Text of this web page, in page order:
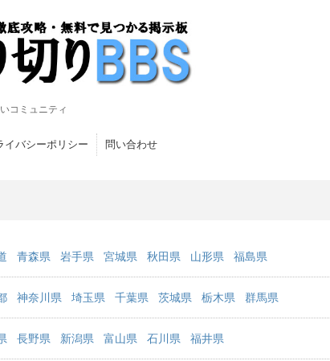
コミュニティ
イバシーポリシー 問い合わせ
青森県 岩手県 宮城県 秋田県 山形県 福島県
神奈川県 埼玉県 千葉県 茨城県 栃木県 群馬県
長野県 新潟県 富山県 石川県 福井県